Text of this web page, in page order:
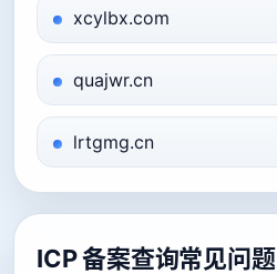
xcylbx.com
quajwr.cn
lrtgmg.cn
ICP 备案查询常见问题